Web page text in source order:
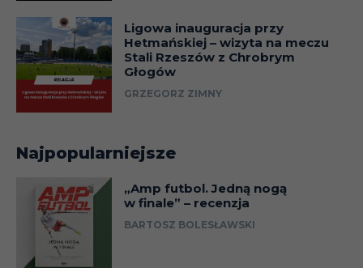
Ligowa inauguracja przy
Hetmańskiej – wizyta na meczu
Stali Rzeszów z Chrobrym
Głogów
GRZEGORZ ZIMNY
Najpopularniejsze
„Amp futbol. Jedną nogą
w finale” – recenzja
BARTOSZ BOLESŁAWSKI